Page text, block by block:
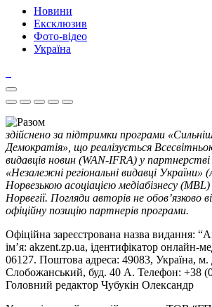
Новини
Ексклюзив
Фото-відео
Україна
здійснено за підтримки програми
Демократія», що реалізується
видавців новин (WAN-IFRA) у партнерстві
«Незалежні регіональні видавці
Норвезькою асоціацією медіабізнесу
Норвегії. Погляди авторів не
офіційну позицію партнерів програми.
Офіційна зареєстрована назва видання:
ім’я: akzent.zp.ua, ідентифікатор онлайн-
06127. Поштова адреса: 49083, Україна,
Слобожанський, буд. 40 А. Телефон: +38
Головний редактор Чубукін Олександр